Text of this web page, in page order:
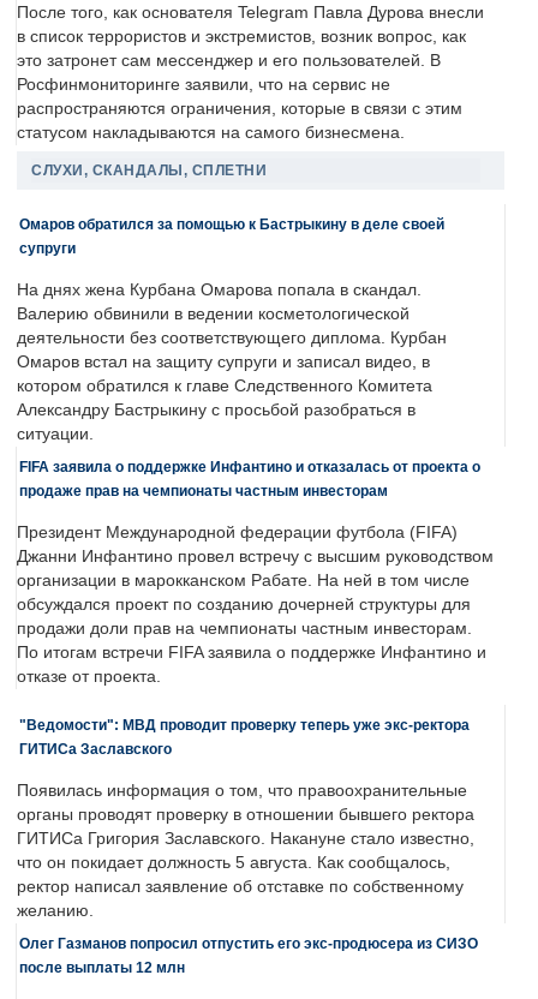
После того, как основателя Telegram Павла Дурова внесли
в список террористов и экстремистов, возник вопрос, как
это затронет сам мессенджер и его пользователей. В
Росфинмониторинге заявили, что на сервис не
распространяются ограничения, которые в связи с этим
статусом накладываются на самого бизнесмена.
СЛУХИ, СКАНДАЛЫ, СПЛЕТНИ
Омаров обратился за помощью к Бастрыкину в деле своей
супруги
На днях жена Курбана Омарова попала в скандал.
Валерию обвинили в ведении косметологической
деятельности без соответствующего диплома. Курбан
Омаров встал на защиту супруги и записал видео, в
котором обратился к главе Следственного Комитета
Александру Бастрыкину с просьбой разобраться в
ситуации.
FIFA заявила о поддержке Инфантино и отказалась от проекта о
продаже прав на чемпионаты частным инвесторам
Президент Международной федерации футбола (FIFA)
Джанни Инфантино провел встречу с высшим руководством
организации в марокканском Рабате. На ней в том числе
обсуждался проект по созданию дочерней структуры для
продажи доли прав на чемпионаты частным инвесторам.
По итогам встречи FIFA заявила о поддержке Инфантино и
отказе от проекта.
"Ведомости": МВД проводит проверку теперь уже экс-ректора
ГИТИСа Заславского
Появилась информация о том, что правоохранительные
органы проводят проверку в отношении бывшего ректора
ГИТИСа Григория Заславского. Накануне стало известно,
что он покидает должность 5 августа. Как сообщалось,
ректор написал заявление об отставке по собственному
желанию.
Олег Газманов попросил отпустить его экс-продюсера из СИЗО
после выплаты 12 млн